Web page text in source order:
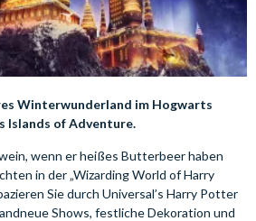
Winterwunderland im Hogwarts
Islands of Adventure.
wenn er heißes Butterbeer haben
in der „Wizarding World of Harry
Sie durch Universal’s Harry Potter
Shows, festliche Dekoration und